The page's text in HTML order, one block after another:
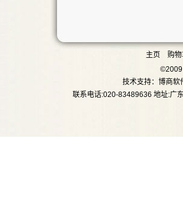
主页
购
©2009
技术支持：博商软
联系电话:020-83489636 地址:广